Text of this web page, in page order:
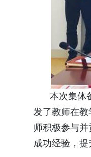
本次集体
发了教师在
师积极参与
成功经验，提